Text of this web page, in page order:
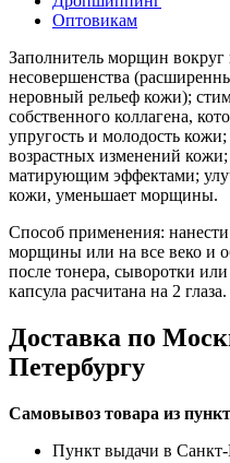
Оптовикам
Заполнитель морщин вокруг
несовершенства
неровный рельеф кожи);
собственного коллагена,
упругость и молодость
возрастных изменений
матирующим эффектами;
кожи, уменьшает морщины.
Способ применения:
морщины или на все веко и
после тонера, сыворотки
капсула расчитана на 2 глаза.
Доставка по
Петербургу
Самовывоз товара из
Пункт выдачи в